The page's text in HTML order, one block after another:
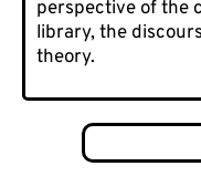
perspective of the
library, the
theory.